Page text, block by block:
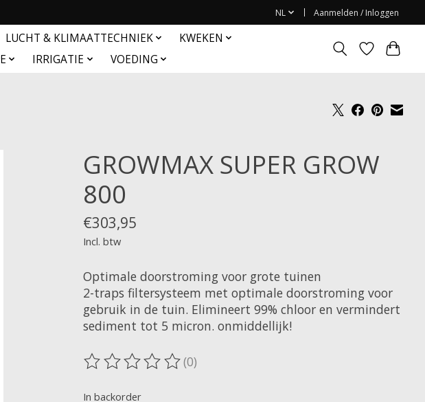
NL Aanmelden / Inloggen
LUCHT & KLIMAATTECHNIEK
KWEKEN
IRRIGATIE VOEDING
GROWMAX SUPER GROW
800
€303,95
Incl. btw
Optimale doorstroming voor grote tuinen
2-traps filtersysteem met optimale doorstroming voor
gebruik in de tuin. Elimineert 99% chloor en vermindert
sediment tot 5 micron. onmiddellijk!
De beoordeling van dit product is
(0)
In backorder